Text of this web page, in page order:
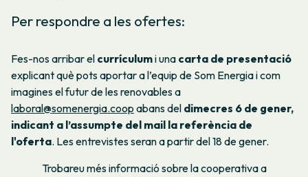
Per respondre a les ofertes:
Fes-nos arribar el currículumi una carta de presentació
explicant què pots aportar a l’equip de Som Energia i com
imagines el futur de les renovables a
laboral@somenergia.coop abans del dimecres 6 de gener,
indicant a l’assumpte del mail la referència de
l'oferta. Les entrevistes seran a partir del 18 de gener.
Trobareu més informació sobre la cooperativa a